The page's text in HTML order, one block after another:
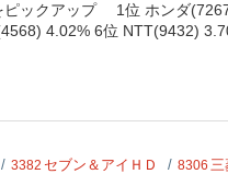
ピックアップ 1位 ホンダ
4.02% 6位 NTT(9432)
3382 セブン＆アイＨＤ 8306 三